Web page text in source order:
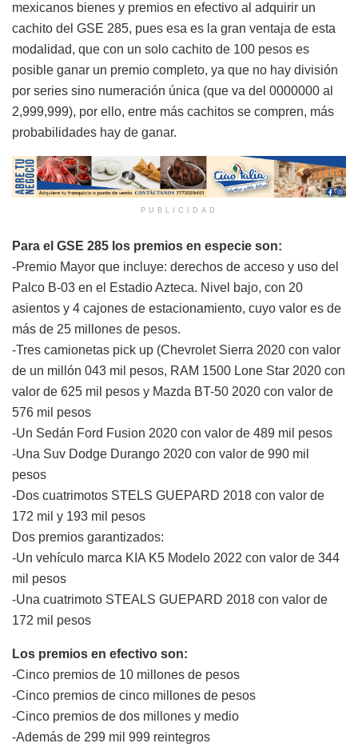
mexicanos bienes y premios en efectivo al adquirir un
cachito del GSE 285, pues esa es la gran ventaja de esta
modalidad, que con un solo cachito de 100 pesos es
posible ganar un premio completo, ya que no hay división
por series sino numeración única (que va del 0000000 al
2,999,999), por ello, entre más cachitos se compren, más
probabilidades hay de ganar.
PUBLICIDAD
Para el GSE 285 los premios en especie son:
-Premio Mayor que incluye: derechos de acceso y uso del
Palco B-03 en el Estadio Azteca. Nivel bajo, con 20
asientos y 4 cajones de estacionamiento, cuyo valor es de
más de 25 millones de pesos.
-Tres camionetas pick up (Chevrolet Sierra 2020 con valor
de un millón 043 mil pesos, RAM 1500 Lone Star 2020 con
valor de 625 mil pesos y Mazda BT-50 2020 con valor de
576 mil pesos
-Un Sedán Ford Fusion 2020 con valor de 489 mil pesos
-Una Suv Dodge Durango 2020 con valor de 990 mil
pesos
-Dos cuatrimotos STELS GUEPARD 2018 con valor de
172 mil y 193 mil pesos
Dos premios garantizados:
-Un vehículo marca KIA K5 Modelo 2022 con valor de 344
mil pesos
-Una cuatrimoto STEALS GUEPARD 2018 con valor de
172 mil pesos
Los premios en efectivo son:
-Cinco premios de 10 millones de pesos
-Cinco premios de cinco millones de pesos
-Cinco premios de dos millones y medio
-Además de 299 mil 999 reintegros